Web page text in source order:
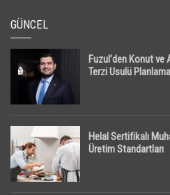
GÜNCEL
Fuzul’den Konut ve
Terzi Usulü Planlama
Helal Sertifikalı
Üretim Standartları